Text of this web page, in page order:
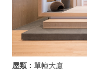
屋類： 單幢大廈